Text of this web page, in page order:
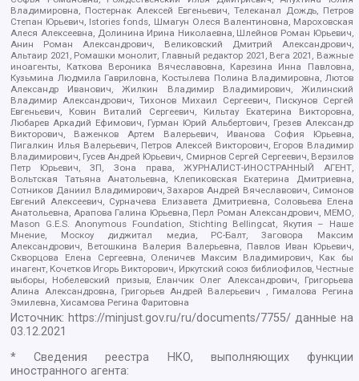
Владимировна, Постернак Алексей Евгеньевич, Телеканал Дождь, Петров
Степан Юрьевич, Istories fonds, Шмагун Олеся Валентиновна, Мароховская
Алеся Алексеевна, Долинина Ирина Николаевна, Шлейнов Роман Юрьевич,
Анин Роман Александрович, Великовский Дмитрий Александрович,
Альтаир 2021, Ромашки монолит, Главный редактор 2021, Вега 2021, Важные
иноагенты, Каткова Вероника Вячеславовна, Карезина Инна Павловна,
Кузьмина Людмила Гавриловна, Костылева Полина Владимировна, Лютов
Александр Иванович, Жилкин Владимир Владимирович, Жилинский
Владимир Александрович, Тихонов Михаил Сергеевич, Пискунов Сергей
Евгеньевич, Ковин Виталий Сергеевич, Кильтау Екатерина Викторовна,
Любарев Аркадий Ефимович, Гурман Юрий Альбертович, Грезев Александр
Викторович, Важенков Артем Валерьевич, Иванова София Юрьевна,
Пигалкин Илья Валерьевич, Петров Алексей Викторович, Егоров Владимир
Владимирович, Гусев Андрей Юрьевич, Смирнов Сергей Сергеевич, Верзилов
Петр Юрьевич, ЗП, Зона права, ЖУРНАЛИСТ-ИНОСТРАННЫЙ АГЕНТ,
Вольтская Татьяна Анатольевна, Клепиковская Екатерина Дмитриевна,
Сотников Даниил Владимирович, Захаров Андрей Вячеславович, Симонов
Евгений Алексеевич, Сурначева Елизавета Дмитриевна, Соловьева Елена
Анатольевна, Арапова Галина Юрьевна, Перл Роман Александрович, МЕМО,
Mason G.E.S. Anonymous Foundation, Stichting Bellingcat, Якутия – Наше
Мнение, Москоу диджитал медиа, РС-Балт, Заговора Максим
Александрович, Ветошкина Валерия Валерьевна, Павлов Иван Юрьевич,
Скворцова Елена Сергеевна, Оленичев Максим Владимирович, Как бы
инагент, Кочетков Игорь Викторович, Иркутский союз библиофилов, Честные
выборы, Нобелевский призыв, Еланчик Олег Александрович, Григорьева
Алина Александровна, Григорьев Андрей Валерьевич , Гималова Регина
Эмилевна, Хисамова Регина Фаритовна
Источник: https://minjust.gov.ru/ru/documents/7755/ данные на
03.12.2021
* Сведения реестра НКО, выполняющих функции
иностранного агента: